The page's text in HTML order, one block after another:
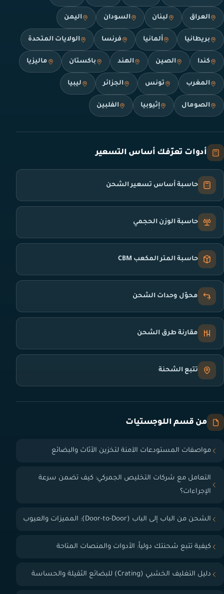
العراق لبنان السودان اليمن
بريطانيا ألمانيا فرنسا الولايات المتحدة
كندا الصين الهند باكستان ماليزيا
المغرب تونس الجزائر ليبيا
الصومال إثيوبيا الفلبين
أدوات تعرّفك أساس التسعير
حاسبة أساس تسعير الشحن
حاسبة الوزن الحجمي
حاسبة المتر المكعب CBM
محوّل وحدات الشحن
مقارنة طرق الشحن
تتبع الشحنة
من قسم اللوجستيات
مواصفات المستودعات الآمنة لتخزين الأثاث والبضائع
التعامل مع شركات التخليص الجمركي: كيف تضمن سرعة
الإجراءات؟
الشحن من الباب إلى الباب (Door-to-Door): المميزات والعيوب
كيفية تتبع شحنتك دولياً: الأدوات والمنصات المتاحة
دليل التغليف الخشبي (Crating) للبضائع الثقيلة والحساسة